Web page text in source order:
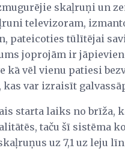
skaļruņi un
televizoram,
pateicoties tūlītējai
joprojām ir
kā vēl vienu patiesi
kas var izraisīt
starta laiks no brīža,
taču šī sistēma
uz 7,1 uz leju